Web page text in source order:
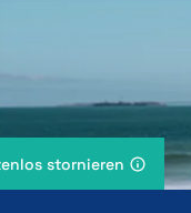
stornieren